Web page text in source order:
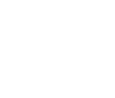
Security Engineer -
- AD &
Natick